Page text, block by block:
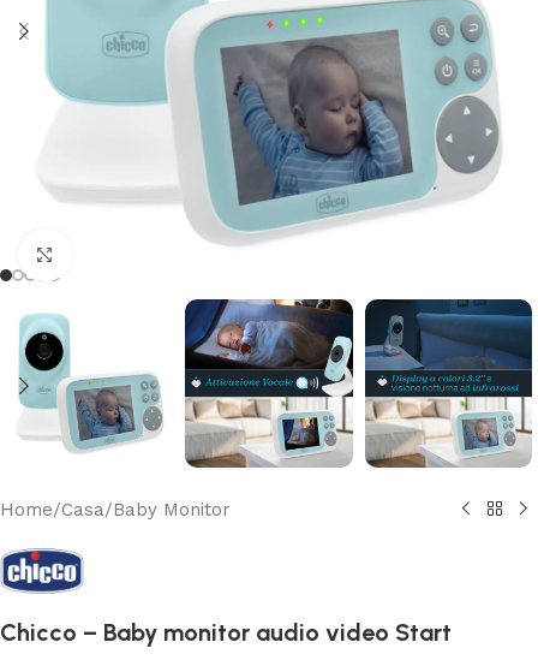
Home/Casa/Baby Monitor
Chicco – Baby monitor audio video Start